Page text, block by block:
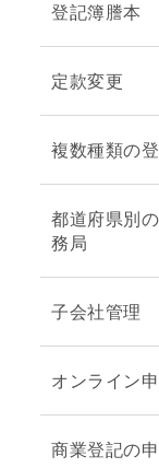
登記簿謄本
定款変更
複数種類の
都道府県別
務局
子会社管理
オンライン
商業登記の